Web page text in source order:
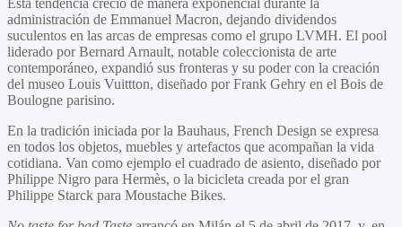
administración de Emmanuel Macron, dejando dividendos
suculentos en las arcas de empresas como el grupo LVMH. El pool
liderado por Bernard Arnault, notable coleccionista de arte
contemporáneo, expandió sus fronteras y su poder con la creación
del museo Louis Vuittton, diseñado por Frank Gehry en el Bois de
Boulogne parisino.
En la tradición iniciada por la Bauhaus, French Design se expresa
en todos los objetos, muebles y artefactos que acompañan la vida
cotidiana. Van como ejemplo el cuadrado de asiento, diseñado por
Philippe Nigro para Hermès, o la bicicleta creada por el gran
Philippe Starck para Moustache Bikes.